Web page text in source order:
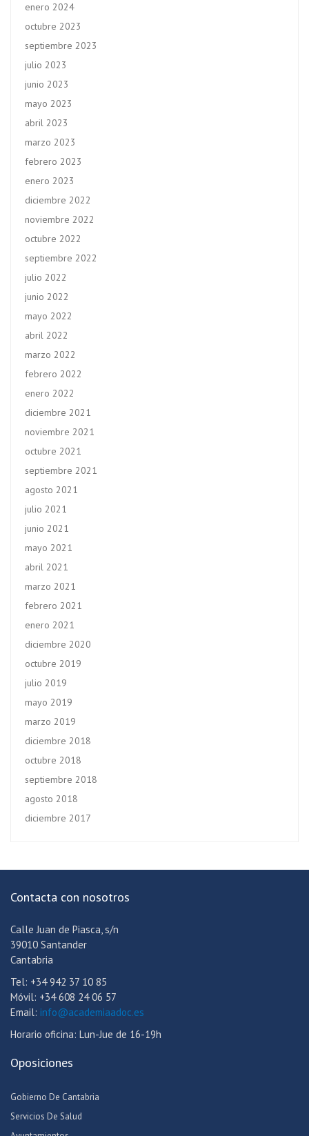
enero 2024
octubre 2023
septiembre 2023
julio 2023
junio 2023
mayo 2023
abril 2023
marzo 2023
febrero 2023
enero 2023
diciembre 2022
noviembre 2022
octubre 2022
septiembre 2022
julio 2022
junio 2022
mayo 2022
abril 2022
marzo 2022
febrero 2022
enero 2022
diciembre 2021
noviembre 2021
octubre 2021
septiembre 2021
agosto 2021
julio 2021
junio 2021
mayo 2021
abril 2021
marzo 2021
febrero 2021
enero 2021
diciembre 2020
octubre 2019
julio 2019
mayo 2019
marzo 2019
diciembre 2018
octubre 2018
septiembre 2018
agosto 2018
diciembre 2017
Contacta con nosotros
Calle Juan de Piasca, s/n
39010 Santander
Cantabria
Tel: +34 942 37 10 85
Móvil: +34 608 24 06 57
Email: info@academiaadoc.es
Horario oficina: Lun-Jue de 16-19h
Oposiciones
Gobierno De Cantabria
Servicios De Salud